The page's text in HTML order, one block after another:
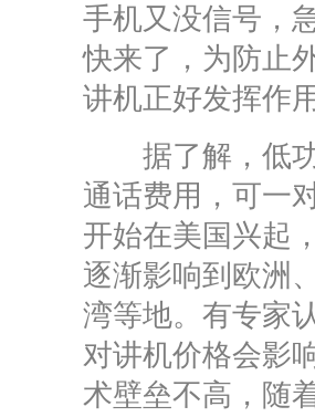
手机又没信号，
快来了，为防止
讲机正好发挥作
据了解，低功
通话费用，可一
开始在美国兴起
逐渐影响到欧洲
湾等地。有专家
对讲机价格会影
术壁垒不高，随